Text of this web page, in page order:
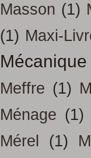
Masson (1)
(1) Maxi-
Mécanique
Meffre (1)
Ménage (1)
Mérel
(1)